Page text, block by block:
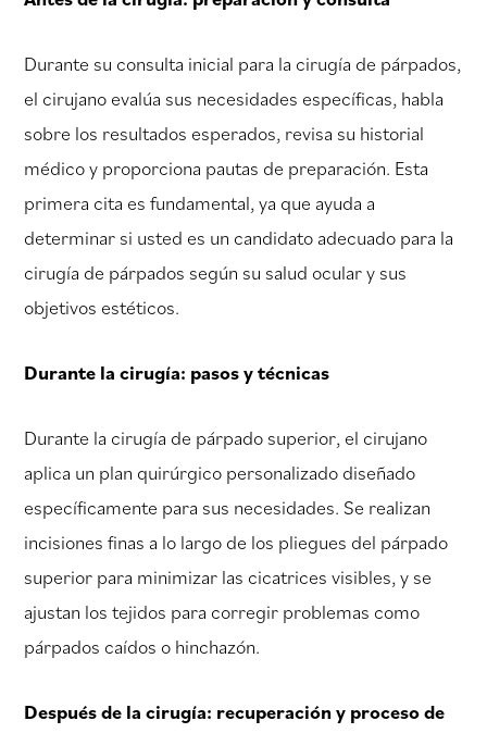
Durante su consulta inicial para la cirugía de párpados,
el cirujano evalúa sus necesidades específicas, habla
sobre los resultados esperados, revisa su historial
médico y proporciona pautas de preparación. Esta
primera cita es fundamental, ya que ayuda a
determinar si usted es un candidato adecuado para la
cirugía de párpados según su salud ocular y sus
objetivos estéticos.
Durante la cirugía: pasos y técnicas
Durante la cirugía de párpado superior, el cirujano
aplica un plan quirúrgico personalizado diseñado
específicamente para sus necesidades. Se realizan
incisiones finas a lo largo de los pliegues del párpado
superior para minimizar las cicatrices visibles, y se
ajustan los tejidos para corregir problemas como
párpados caídos o hinchazón.
Después de la cirugía: recuperación y proceso de